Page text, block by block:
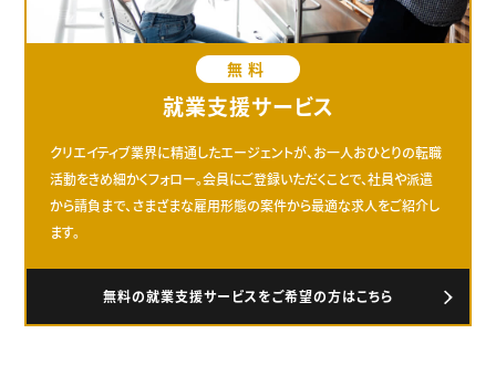
無料
就業支援サービス
クリエイティブ業界に精通したエージェントが、お一人おひとりの転職
活動をきめ細かくフォロー。会員にご登録いただくことで、社員や派遣
から請負まで、さまざまな雇用形態の案件から最適な求人をご紹介し
ます。
無料の就業支援サービスをご希望の方はこちら